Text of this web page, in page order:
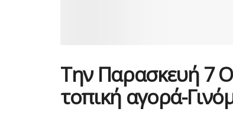
Την Παρασκευή 7
τοπική αγορά-